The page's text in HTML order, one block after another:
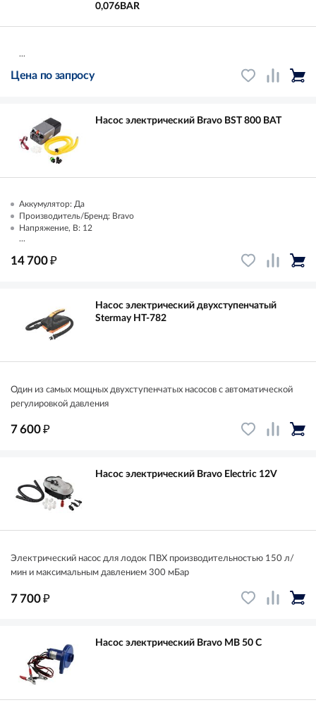
0,076BAR
...
Цена по запросу
Насос электрический Bravo BST 800 BАТ
Аккумулятор: Да
Производитель/Бренд: Bravo
Напряжение, В: 12
...
14 700₽
Насос электрический двухступенчатый
Stermay HT-782
Один из самых мощных двухступенчатых насосов с автоматической
регулировкой давления
7 600₽
Насос электрический Bravo Electric 12V
Электрический насос для лодок ПВХ производительностью 150 л/
мин и максимальным давлением 300 мБар
7 700₽
Насос электрический Bravo MB 50 C